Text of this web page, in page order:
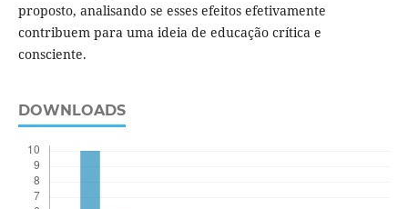
proposto, analisando se esses efeitos efetivamente
contribuem para uma ideia de educação crítica e
consciente.
DOWNLOADS